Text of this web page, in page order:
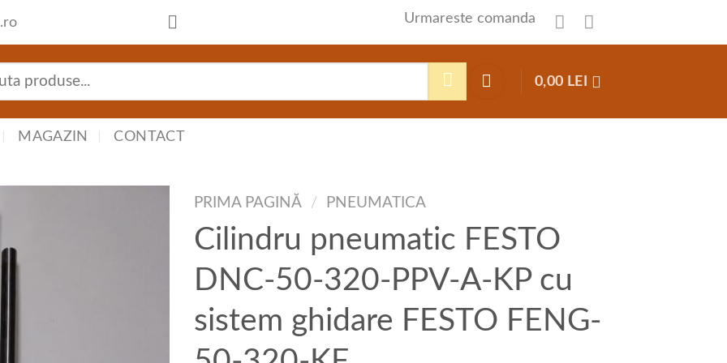
Urmareste comanda
0,00 LEI
MAGAZIN CONTACT
PRIMA PAGINĂ / PNEUMATICA
Cilindru pneumatic FESTO
DNC-50-320-PPV-A-KP cu
sistem ghidare FESTO FENG-